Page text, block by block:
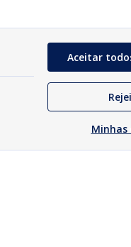
Aceitar
Minhas